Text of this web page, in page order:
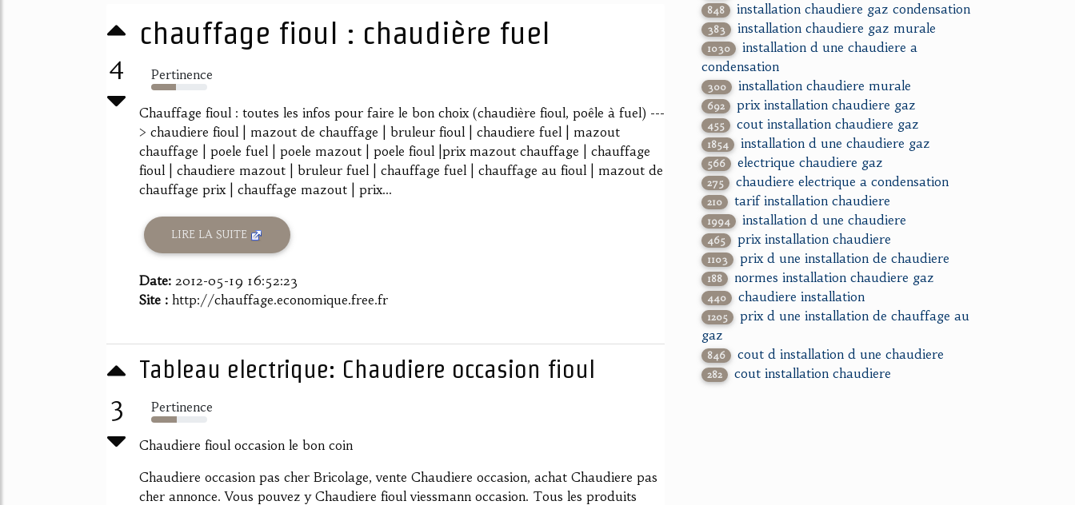
4
chauffage fioul : chaudière fuel
Pertinence
44%
Chauffage fioul : toutes les infos pour faire le bon choix (chaudière fioul, poêle à fuel) ---
> chaudiere fioul | mazout de chauffage | bruleur fioul | chaudiere fuel | mazout
chauffage | poele fuel | poele mazout | poele fioul |prix mazout chauffage | chauffage
fioul | chaudiere mazout | bruleur fuel | chauffage fuel | chauffage au fioul | mazout de
chauffage prix | chauffage mazout | prix...
LIRE LA SUITE
Date: 2012-05-19 16:52:23
Site : http://chauffage.economique.free.fr
3
Tableau electrique: Chaudiere occasion fioul
Pertinence
46%
Chaudiere fioul occasion le bon coin
Chaudiere occasion pas cher Bricolage, vente Chaudiere occasion, achat Chaudiere pas
cher annonce. Vous pouvez y Chaudiere fioul viessmann occasion. Tous les produits
848 installation chaudiere gaz condensation
383 installation chaudiere gaz murale
1030
installation d une chaudiere a
condensation
300 installation chaudiere murale
692 prix installation chaudiere gaz
455 cout installation chaudiere gaz
1854 installation d une chaudiere gaz
566 electrique chaudiere gaz
275 chaudiere electrique a condensation
210 tarif installation chaudiere
1994 installation d une chaudiere
465 prix installation chaudiere
1103 prix d une installation de chaudiere
188 normes installation chaudiere gaz
440 chaudiere installation
1205
prix d une installation de chauffage au
gaz
846 cout d installation d une chaudiere
282 cout installation chaudiere